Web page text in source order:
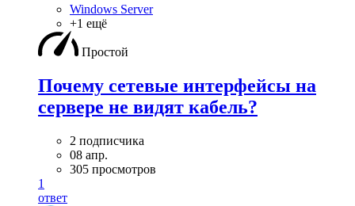
Windows Server
+1 ещё
Простой
Почему сетевые интерфейсы на
сервере не видят кабель?
2 подписчика
08 апр.
305 просмотров
1
ответ